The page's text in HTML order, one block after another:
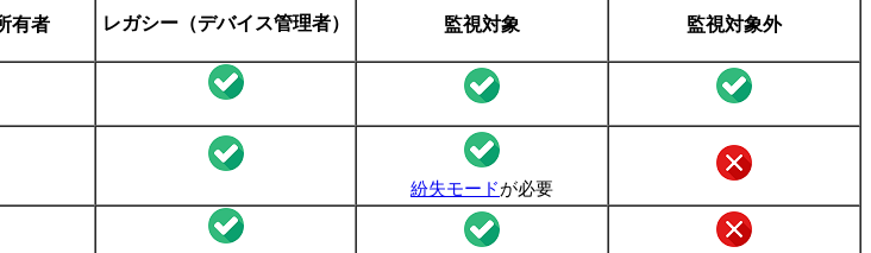
有者 レガシー（デバイス管理者） 監視対象 監視対象外
紛失モードが必要